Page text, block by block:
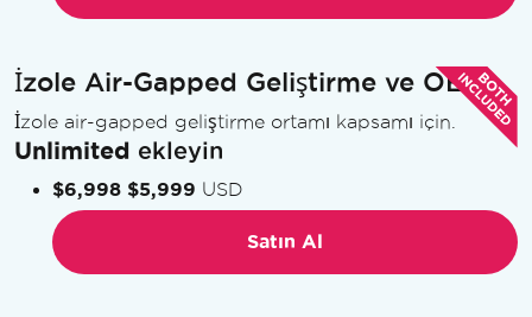
İzole Air-Gapped Geliştirme ve OEM
İzole air-gapped geliştirme ortamı kapsamı için.
Unlimited ekleyin
$6,998 $5,999 USD
Satın Al